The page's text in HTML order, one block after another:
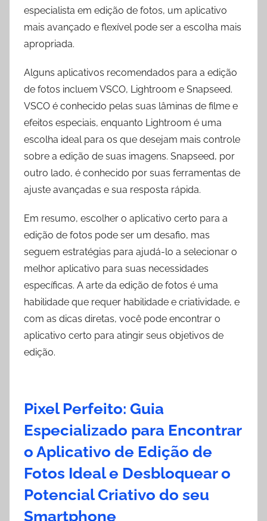
especialista em edição de fotos, um aplicativo
mais avançado e flexível pode ser a escolha mais
apropriada.
Alguns aplicativos recomendados para a edição
de fotos incluem VSCO, Lightroom e Snapseed.
VSCO é conhecido pelas suas lâminas de filme e
efeitos especiais, enquanto Lightroom é uma
escolha ideal para os que desejam mais controle
sobre a edição de suas imagens. Snapseed, por
outro lado, é conhecido por suas ferramentas de
ajuste avançadas e sua resposta rápida.
Em resumo, escolher o aplicativo certo para a
edição de fotos pode ser um desafio, mas
seguem estratégias para ajudá-lo a selecionar o
melhor aplicativo para suas necessidades
específicas. A arte da edição de fotos é uma
habilidade que requer habilidade e criatividade, e
com as dicas diretas, você pode encontrar o
aplicativo certo para atingir seus objetivos de
edição.
Pixel Perfeito: Guia
Especializado para Encontrar
o Aplicativo de Edição de
Fotos Ideal e Desbloquear o
Potencial Criativo do seu
Smartphone